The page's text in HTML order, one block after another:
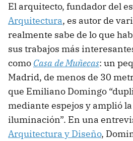
El arquitecto, fundador del
Arquitectura, es autor de
realmente sabe de lo que
sus trabajos más
como Casa de Muñecas: un
Madrid, de menos de 30
que Emiliano Domingo
mediante espejos y amplió
iluminación”. En una
Arquitectura y Diseño,